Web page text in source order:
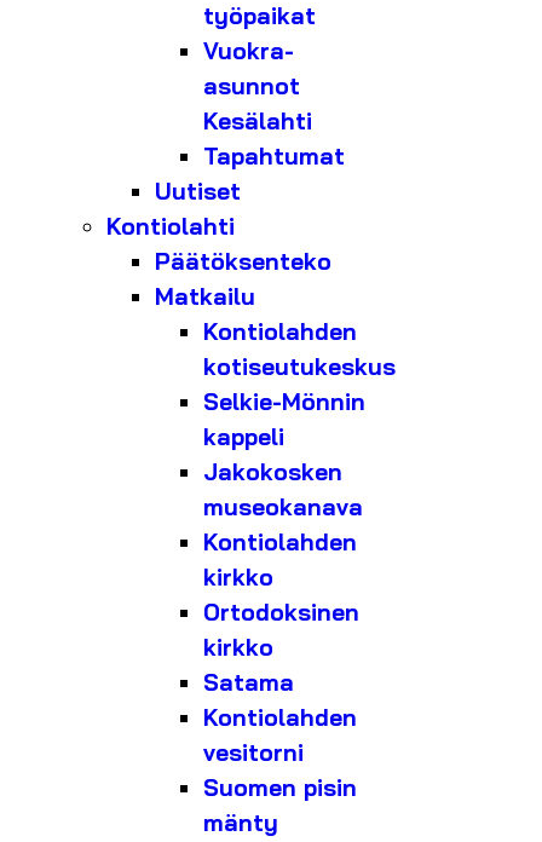
työpaikat
Vuokra-
asunnot
Kesälahti
Tapahtumat
Uutiset
Kontiolahti
Päätöksenteko
Matkailu
Kontiolahden
kotiseutukeskus
Selkie-Mönnin
kappeli
Jakokosken
museokanava
Kontiolahden
kirkko
Ortodoksinen
kirkko
Satama
Kontiolahden
vesitorni
Suomen pisin
mänty